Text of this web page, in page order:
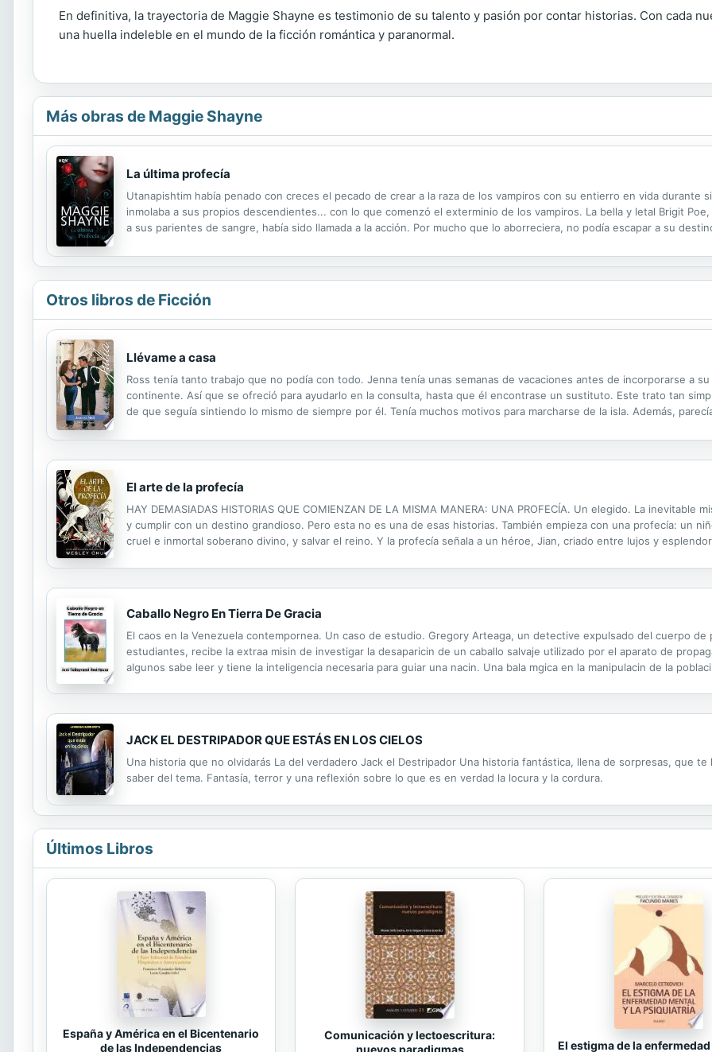
En definitiva, la trayectoria de Maggie Shayne es testimonio de su talento y pasión por contar historias. Con cada
una huella indeleble en el mundo de la ficción romántica y paranormal.
Más obras de Maggie Shayne
La última profecía
Utanapishtim había penado con creces el pecado de crear a la raza de los vampiros con su entierro en vida durante
inmolaba a sus propios descendientes... con lo que comenzó el exterminio de los vampiros. La bella y letal Brigit
a sus parientes de sangre, había sido llamada a la acción. Por mucho que lo aborreciera, no podía escapar a su
Otros libros de Ficción
Llévame a casa
Ross tenía tanto trabajo que no podía con todo. Jenna tenía unas semanas de vacaciones antes de incorporarse a
continente. Así que se ofreció para ayudarlo en la consulta, hasta que él encontrase un sustituto. Este trato tan
de que seguía sintiendo lo mismo de siempre por él. Tenía muchos motivos para marcharse de la isla. Además,
El arte de la profecía
HAY DEMASIADAS HISTORIAS QUE COMIENZAN DE LA MISMA MANERA: UNA PROFECÍA. Un elegido. La
y cumplir con un destino grandioso. Pero esta no es una de esas historias. También empieza con una profecía: un
cruel e inmortal soberano divino, y salvar el reino. Y la profecía señala a un héroe, Jian, criado entre lujos y
Caballo Negro En Tierra De Gracia
El caos en la Venezuela contempornea. Un caso de estudio. Gregory Arteaga, un detective expulsado del cuerpo
estudiantes, recibe la extraa misin de investigar la desaparicin de un caballo salvaje utilizado por el aparato de
algunos sabe leer y tiene la inteligencia necesaria para guiar una nacin. Una bala mgica en la manipulacin de la
JACK EL DESTRIPADOR QUE ESTÁS EN LOS CIELOS
Una historia que no olvidarás La del verdadero Jack el Destripador Una historia fantástica, llena de sorpresas, que
saber del tema. Fantasía, terror y una reflexión sobre lo que es en verdad la locura y la cordura.
Últimos Libros
España y América en el Bicentenario
de las Independencias
Comunicación y lectoescritura:
El estigma de la